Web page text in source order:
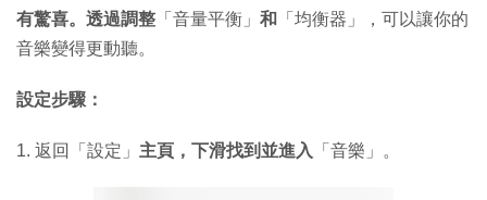
有驚喜。透過調整 「音量平衡」 和
「均衡器」，可以讓你的
音樂變得更動聽。
設定步驟：
1. 返回「設定」 主頁，下滑找到並進入 「音樂」。